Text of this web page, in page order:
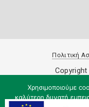
Πολιτική
Χρησιμοποιούμε
καλύτερη δυνατή
Copyright